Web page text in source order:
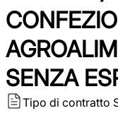
SENZA
Tipo di contratto